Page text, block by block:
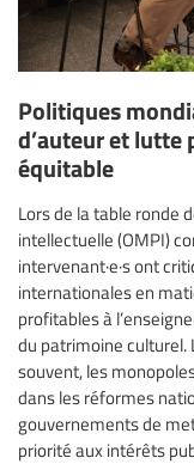
Politiques
d’auteur et lutte
équitable
Lors de la table ronde
intellectuelle (OMPI)
intervenant·e·s ont
internationales en
profitables à
du patrimoine culturel.
souvent, les
dans les réformes
gouvernements de
priorité aux intérêts